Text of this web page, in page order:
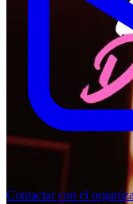
Contactar con el